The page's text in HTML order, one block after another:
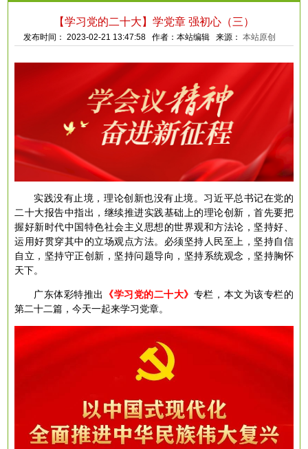
【学习党的二十大】学党章 强初心（三）
发布时间： 2023-02-21 13:47:58 作者：本站编辑 来源：本站原创
实践没有止境，理论创新也没有止境。习近平总书记在党的
二十大报告中指出，继续推进实践基础上的理论创新，首先要把
握好新时代中国特色社会主义思想的世界观和方法论，坚持好、
运用好贯穿其中的立场观点方法。必须坚持人民至上，坚持自信
自立，坚持守正创新，坚持问题导向，坚持系统观念，坚持胸怀
天下。
广东体彩特推出 《学习党的二十大》 专栏，本文为该专栏的
第二十二篇，今天一起来学习党章。